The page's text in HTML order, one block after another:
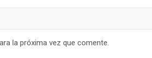
la próxima vez que comente.